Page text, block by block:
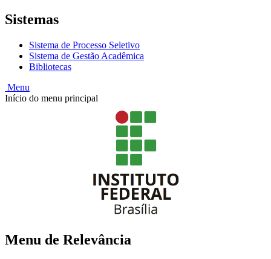
Sistemas
Sistema de Processo Seletivo
Sistema de Gestão Acadêmica
Bibliotecas
Menu
Início do menu principal
Menu de Relevância